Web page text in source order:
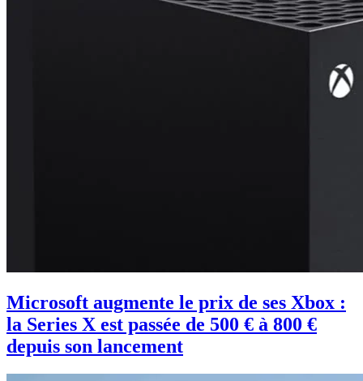
Microsoft augmente le prix de ses Xbox :
la Series X est passée de 500 € à 800 €
depuis son lancement